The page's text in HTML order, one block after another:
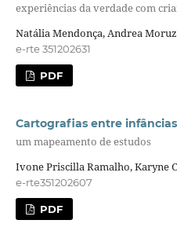
experiências da verdade com
Natália Mendonça, Andrea
e-rte 351202631
PDF
Cartografias entre
um mapeamento de estudos
Ivone Priscilla Ramalho, Karyne
e-rte351202607
PDF